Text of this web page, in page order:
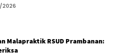
2026
Malapraktik RSUD Prambanan: